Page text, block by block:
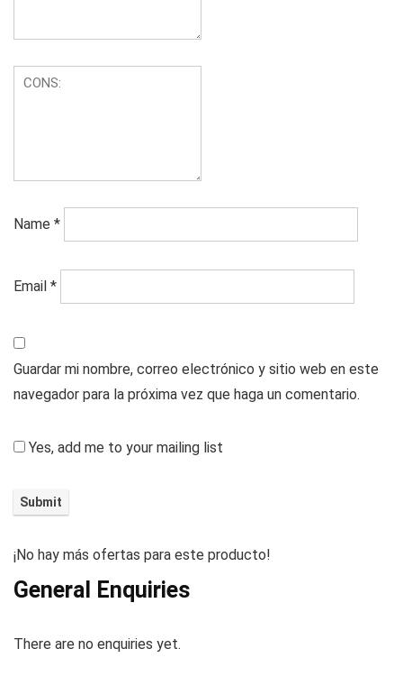
Name *
Email *
Guardar mi nombre, correo electrónico y sitio web en este
navegador para la próxima vez que haga un comentario.
Yes, add me to your mailing list
¡No hay más ofertas para este producto!
General Enquiries
There are no enquiries yet.